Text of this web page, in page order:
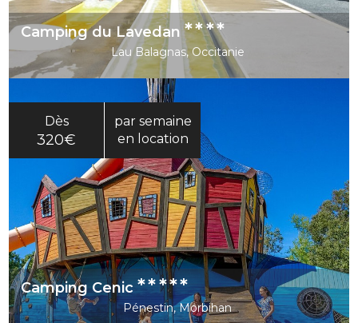
Camping du Lavedan****
Lau Balagnas, Occitanie
Dès
320€
par semaine
en location
Camping Cenic*****
Pénestin, Morbihan